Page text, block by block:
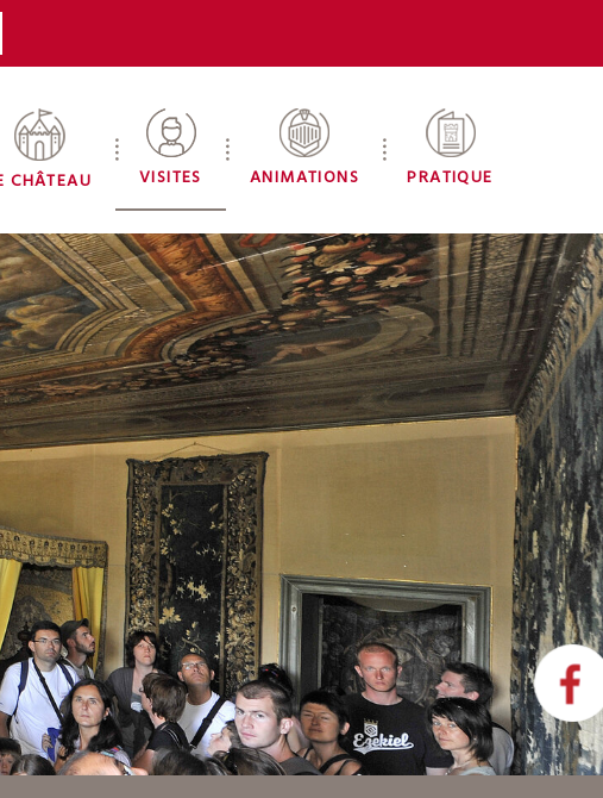
CHÂTEAU VISITES ANIMATIONS PRATIQUE